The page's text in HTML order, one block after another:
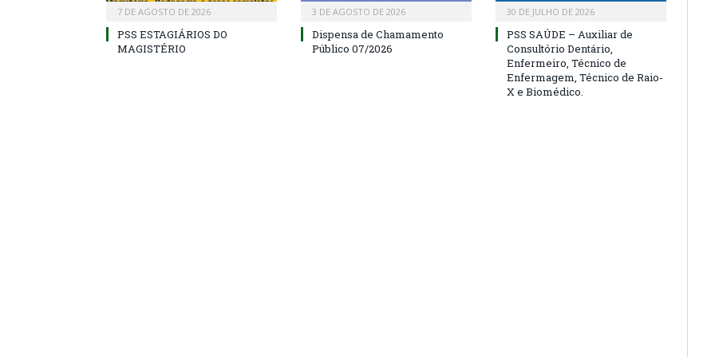
7 DE AGOSTO DE 2026
PSS ESTAGIÁRIOS DO
MAGISTÉRIO
3 DE AGOSTO DE 2026
Dispensa de Chamamento
Público 07/2026
30 DE JULHO DE 2026
PSS SAÚDE – Auxiliar de
Consultório Dentário,
Enfermeiro, Técnico de
Enfermagem, Técnico de Raio-
X e Biomédico.